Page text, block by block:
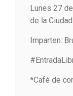
Lunes 27
de la Ciudad
Imparten:
*Café de